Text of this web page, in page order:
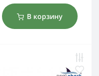
В корзину